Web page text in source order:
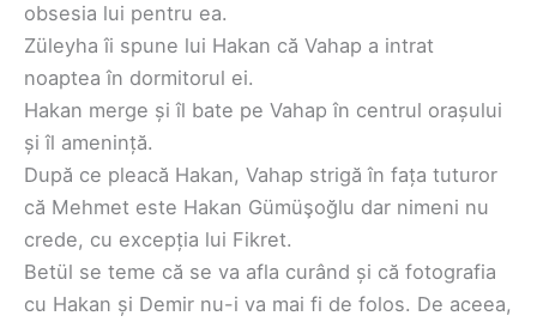
obsesia lui pentru ea.
Züleyha îi spune lui Hakan că Vahap a intrat
noaptea în dormitorul ei.
Hakan merge și îl bate pe Vahap în centrul orașului
și îl amenință.
După ce pleacă Hakan, Vahap strigă în fața tuturor
că Mehmet este Hakan Gümüşoğlu dar nimeni nu
crede, cu excepția lui Fikret.
Betül se teme că se va afla curând și că fotografia
cu Hakan și Demir nu-i va mai fi de folos. De aceea,